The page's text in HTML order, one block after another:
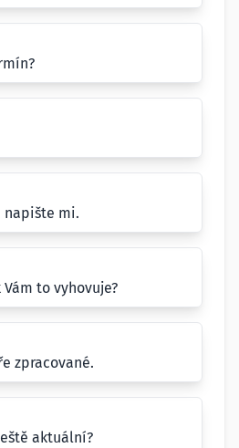
napište mi.
to vyhovuje?
zpracované.
aktuální?